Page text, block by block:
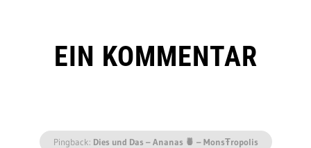
EIN KOMMENTAR
Pingback: Dies und Das – Ananas 🍍 – MonsŦropolis